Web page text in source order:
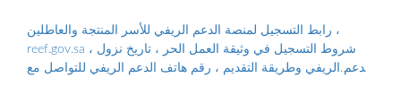
رابط التسجيل لمنصة الدعم الريفي للأسر المنتجة والعاطلين ،
reef.gov.sa ، شروط التسجيل في وثيقة العمل الحر ، تاريخ نزول
الدعم الريفي وطريقة التقديم ، رقم هاتف الدعم الريفي للتواصل مع